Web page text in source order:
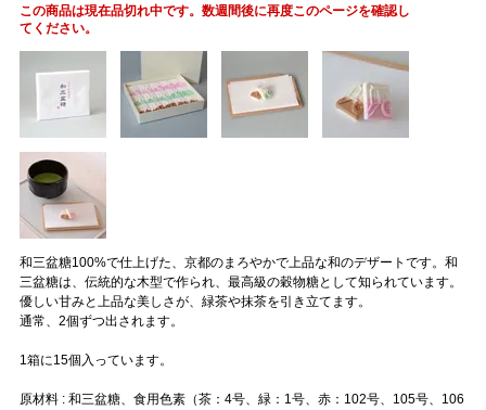
和三盆糖100%で仕上げた、京都のまろやかで上品な和のデザートです。和
三盆糖は、伝統的な木型で作られ、最高級の穀物糖として知られています。
優しい甘みと上品な美しさが、緑茶や抹茶を引き立てます。
通常、2個ずつ出されます。
1箱に15個入っています。
原材料 : 和三盆糖、食用色素（茶：4号、緑：1号、赤：102号、105号、106
この商品は現在品切れ中です。数週間後に再度このページを確認し
てください。